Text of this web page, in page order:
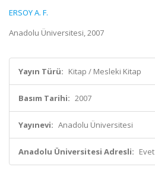
ERSOY A. F.
Anadolu Üniversitesi, 2007
Yayın Türü: Kitap / Mesleki Kitap
Basım Tarihi: 2007
Yayınevi: Anadolu Üniversitesi
Anadolu Üniversitesi Adresli: Evet